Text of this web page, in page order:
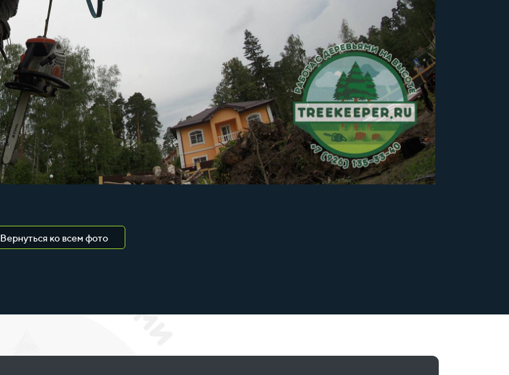
Вернуться ко всем фото